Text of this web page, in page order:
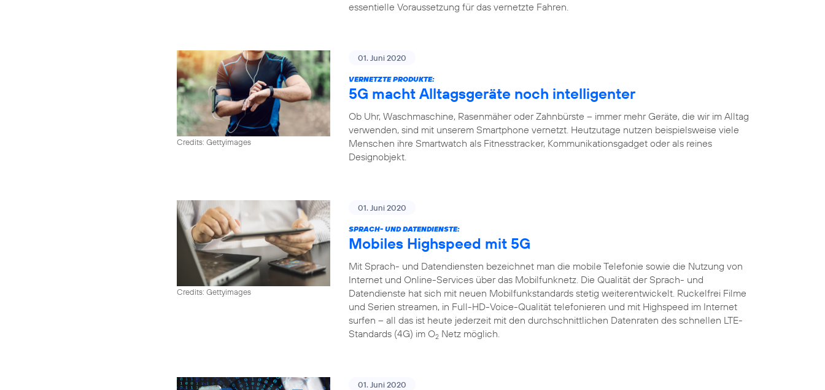
essentielle Voraussetzung für das vernetzte Fahren.
Credits: Gettyimages
01. Juni 2020
VERNETZTE PRODUKTE:
5G macht Alltagsgeräte noch intelligenter
Ob Uhr, Waschmaschine, Rasenmäher oder Zahnbürste – immer mehr Geräte, die wir im Alltag
verwenden, sind mit unserem Smartphone vernetzt. Heutzutage nutzen beispielsweise viele
Menschen ihre Smartwatch als Fitnesstracker, Kommunikationsgadget oder als reines
Designobjekt.
Credits: Gettyimages
01. Juni 2020
SPRACH- UND DATENDIENSTE:
Mobiles Highspeed mit 5G
Mit Sprach- und Datendiensten bezeichnet man die mobile Telefonie sowie die Nutzung von
Internet und Online-Services über das Mobilfunknetz. Die Qualität der Sprach- und
Datendienste hat sich mit neuen Mobilfunkstandards stetig weiterentwickelt. Ruckelfrei Filme
und Serien streamen, in Full-HD-Voice-Qualität telefonieren und mit Highspeed im Internet
surfen – all das ist heute jederzeit mit den durchschnittlichen Datenraten des schnellen LTE-
Standards (4G) im O2 Netz möglich.
01. Juni 2020